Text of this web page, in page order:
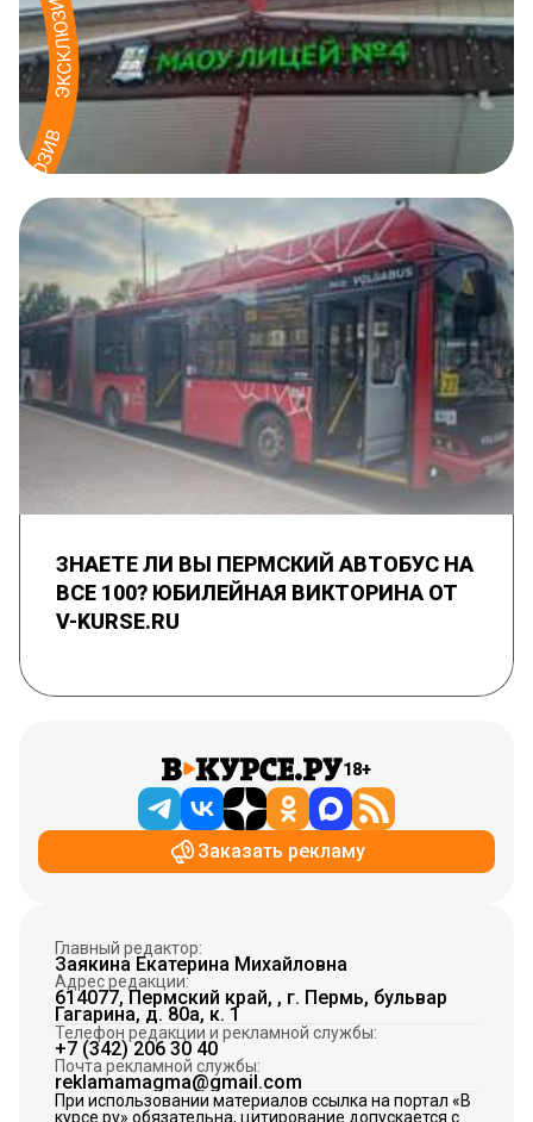
ЗНАЕТЕ ЛИ ВЫ ПЕРМСКИЙ АВТОБУС НА
ВСЕ 100? ЮБИЛЕЙНАЯ ВИКТОРИНА ОТ
V-KURSE.RU
18+
Заказать рекламу
Главный редактор:
Заякина Екатерина Михайловна
Адрес редакции:
614077, Пермский край, , г. Пермь, бульвар
Гагарина, д. 80а, к. 1
Телефон редакции и рекламной службы:
+7 (342) 206 30 40
Почта рекламной службы:
reklamamagma@gmail.com
При использовании материалов ссылка на портал «В
курсе.ру» обязательна, цитирование допускается с